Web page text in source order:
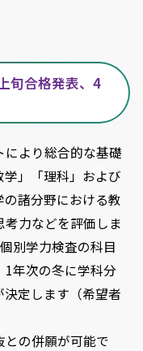
旬合格発表、4
より総合的な基礎
」「理科」および
の諸分野における教
力などを評価しま
別学力検査の科目
1年次の冬に学科分
定します（希望者
の併願が可能で